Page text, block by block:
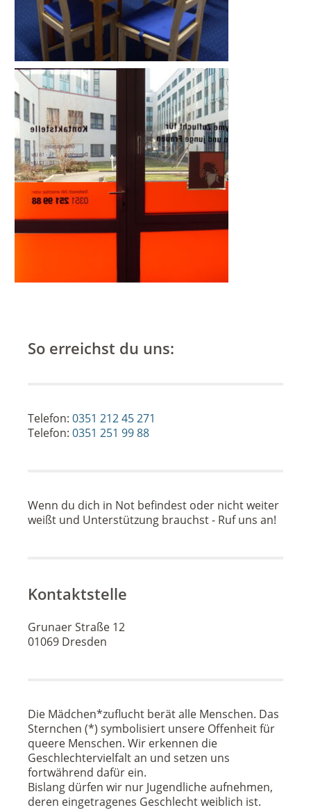
So erreichst du uns:
Telefon: 0351 212 45 271
Telefon: 0351 251 99 88
Wenn du dich in Not befindest oder nicht weiter
weißt und Unterstützung brauchst - Ruf uns an!
Kontaktstelle
Grunaer Straße 12
01069 Dresden
Die Mädchen*zuflucht berät alle Menschen. Das
Sternchen (*) symbolisiert unsere Offenheit für
queere Menschen. Wir erkennen die
Geschlechtervielfalt an und setzen uns
fortwährend dafür ein.
Bislang dürfen wir nur Jugendliche aufnehmen,
deren eingetragenes Geschlecht weiblich ist.